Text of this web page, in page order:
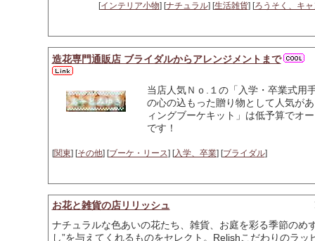
[インテリア小物] [ナチュラル] [生活雑貨] [ろうそく、キ
造花専門通販店 ブライダルからアレンジメントまで
当店人気Ｎｏ.１の「入学・卒業式用
の心の込もった贈り物として人気が
ィングブーケキット」は低予算でオ
です！
[関東] [その他] [ブーケ・リース] [入学、卒業] [ブライダル]
お花と雑貨の店リリッシュ
ナチュラルな色あいの花たち、雑貨、お庭を彩る季節のめ
し”を与えてくれるものをセレクト。Relishこだわりのラ